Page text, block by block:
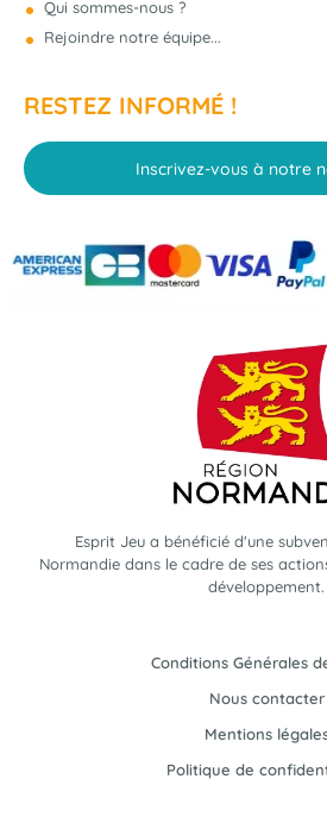
Qui sommes-nous ?
Rejoindre notre équipe...
RESTEZ INFORMÉ !
Inscrivez-vous à notre
Esprit Jeu a bénéficié d'une
Normandie dans le cadre de ses
développement.
Conditions Générales
Nous contacter
Mentions
Politique de